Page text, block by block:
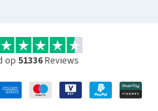
op 51336Reviews